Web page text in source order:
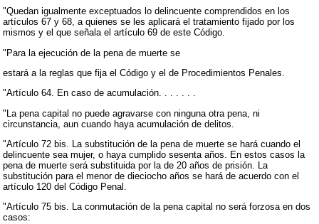
"Quedan igualmente exceptuados lo delincuente comprendidos en los
artículos 67 y 68, a quienes se les aplicará el tratamiento fijado por los
mismos y el que señala el artículo 69 de este Código.
"Para la ejecución de la pena de muerte se
estará a la reglas que fija el Código y el de Procedimientos Penales.
"Artículo 64. En caso de acumulación. . . . . . .
"La pena capital no puede agravarse con ninguna otra pena, ni
circunstancia, aun cuando haya acumulación de delitos.
"Artículo 72 bis. La substitución de la pena de muerte se hará cuando el
delincuente sea mujer, o haya cumplido sesenta años. En estos casos la
pena de muerte será substituida por la de 20 años de prisión. La
substitución para el menor de dieciocho años se hará de acuerdo con el
artículo 120 del Código Penal.
"Artículo 75 bis. La conmutación de la pena capital no será forzosa en dos
casos: